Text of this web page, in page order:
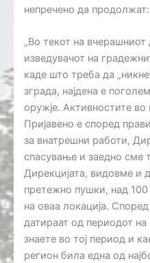
непречено да продолжат:
„Во текот на вчерашниот
изведувачот на
каде што треба да
зграда, најдена е
оружје. Активностите
Пријавено е според
за внатрешни работи,
спасување и заедно сме
Дирекцијата, видовме и
претежно пушки, над
на оваа локација.
датираат од периодот на
знаете во тој период и
регион била една од